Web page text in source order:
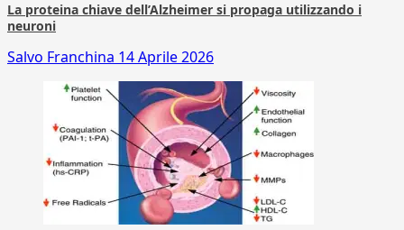
La proteina chiave dell’Alzheimer si propaga utilizzando i
neuroni
Salvo Franchina 14 Aprile 2026